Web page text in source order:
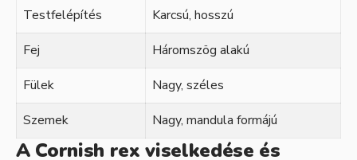
Testfelépítés
Karcsú, hosszú
Fej
Háromszög alakú
Fülek
Nagy, széles
Szemek
Nagy, mandula formájú
A Cornish rex viselkedése és